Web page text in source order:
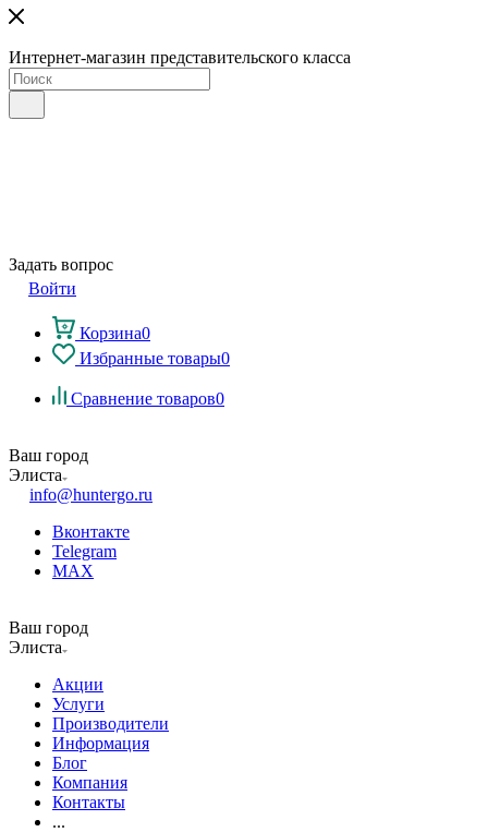
Интернет-магазин представительского класса
Задать вопрос
Войти
Корзина0
Избранные товары0
Сравнение товаров0
Ваш город
Элиста
info@huntergo.ru
Вконтакте
Telegram
MAX
Ваш город
Элиста
Акции
Услуги
Производители
Информация
Блог
Компания
Контакты
...